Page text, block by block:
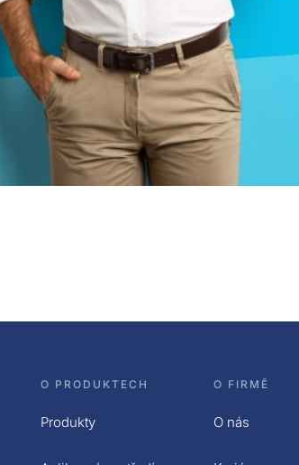
O PRODUKTECH
Produkty
O FIRMĚ
O nás